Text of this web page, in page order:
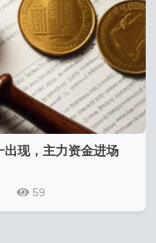
出现，主力资金进场
59